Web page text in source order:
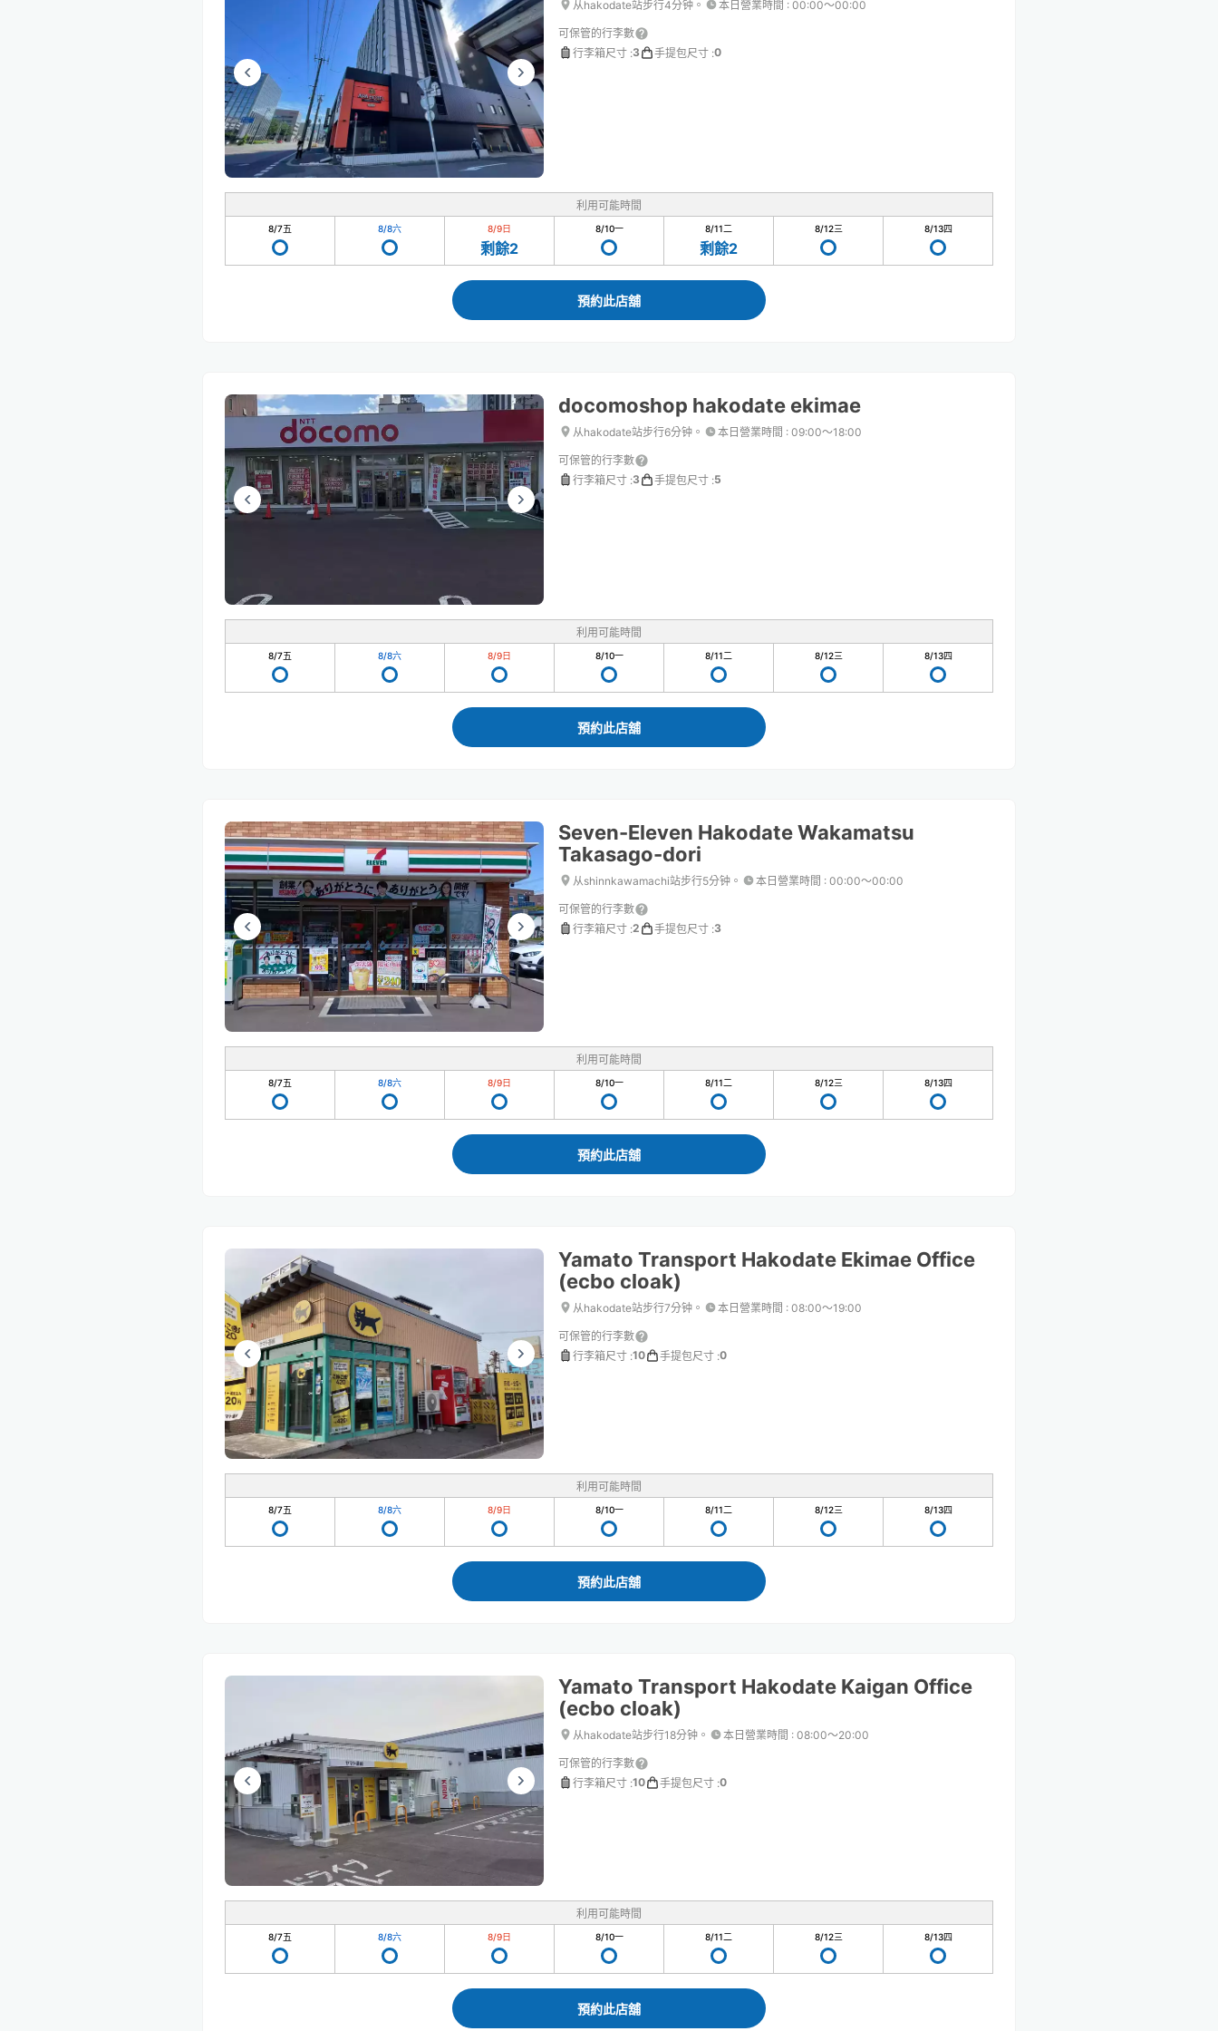
从hakodate站步行4分钟。 本日營業時間 : 00:00〜00:00
可保管的行李數
行李箱尺寸 :3 手提包尺寸 :0
利用可能時間
8/7五 8/8六 8/9日
剩餘2
8/10一 8/11二
剩餘2
8/12三 8/13四
預約此店舖
docomoshop hakodate ekimae
从hakodate站步行6分钟。 本日營業時間 : 09:00〜18:00
可保管的行李數
行李箱尺寸 :3 手提包尺寸 :5
利用可能時間
8/7五 8/8六 8/9日 8/10一 8/11二 8/12三 8/13四
預約此店舖
Seven-Eleven Hakodate Wakamatsu
Takasago-dori
从shinnkawamachi站步行5分钟。 本日營業時間 : 00:00〜00:00
可保管的行李數
行李箱尺寸 :2 手提包尺寸 :3
利用可能時間
8/7五 8/8六 8/9日 8/10一 8/11二 8/12三 8/13四
預約此店舖
Yamato Transport Hakodate Ekimae Office
(ecbo cloak)
从hakodate站步行7分钟。 本日營業時間 : 08:00〜19:00
可保管的行李數
行李箱尺寸 :10 手提包尺寸 :0
利用可能時間
8/7五 8/8六 8/9日 8/10一 8/11二 8/12三 8/13四
預約此店舖
Yamato Transport Hakodate Kaigan Office
(ecbo cloak)
从hakodate站步行18分钟。 本日營業時間 : 08:00〜20:00
可保管的行李數
行李箱尺寸 :10 手提包尺寸 :0
利用可能時間
8/7五 8/8六 8/9日 8/10一 8/11二 8/12三 8/13四
預約此店舖